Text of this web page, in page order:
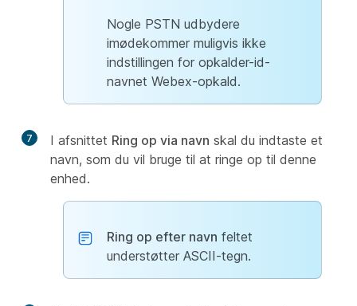
Nogle PSTN udbydere
imødekommer muligvis ikke
indstillingen for opkalder-id-
navnet Webex-opkald.
7 I afsnittet Ring op via navn skal du indtaste et
navn, som du vil bruge til at ringe op til denne
enhed.
Ring op efter navn feltet
understøtter ASCII-tegn.